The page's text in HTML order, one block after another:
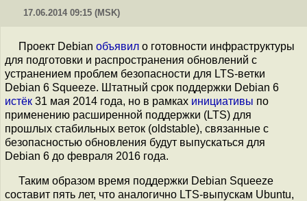
17.06.2014 09:15 (MSK)
Проект Debian объявил о готовности инфраструктуры
для подготовки и распространения обновлений с
устранением проблем безопасности для LTS-ветки
Debian 6 Squeeze. Штатный срок поддержки Debian 6
истёк 31 мая 2014 года, но в рамках инициативы по
применению расширенной поддержки (LTS) для
прошлых стабильных веток (oldstable), связанные с
безопасностью обновления будут выпускаться для
Debian 6 до февраля 2016 года.
Таким образом время поддержки Debian Squeeze
составит пять лет, что аналогично LTS-выпускам Ubuntu,